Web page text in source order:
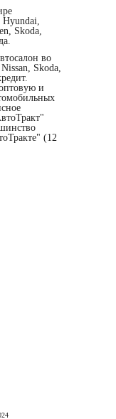
Hyundai,
Skoda,
во
Skoda,
и
(12